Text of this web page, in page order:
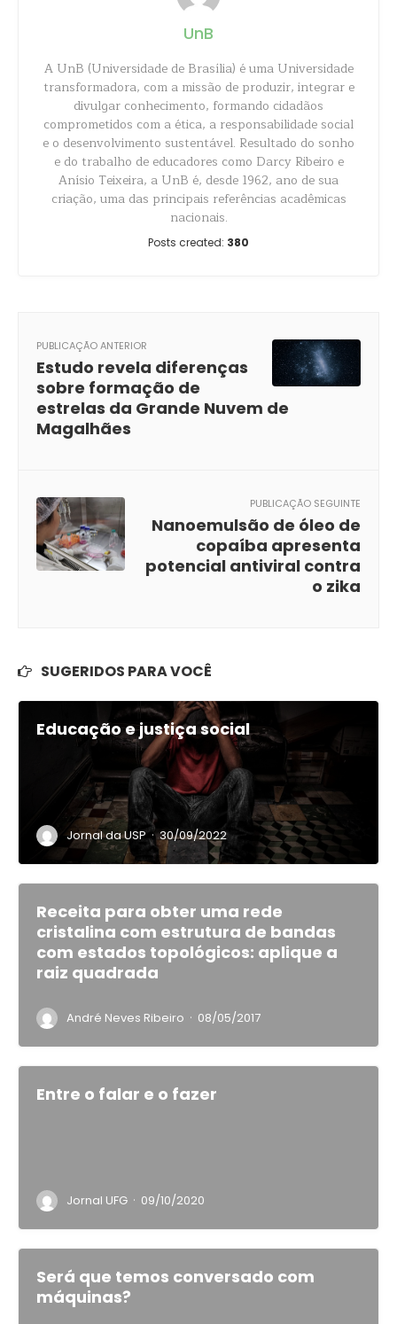
UnB
A UnB (Universidade de Brasília) é uma Universidade
transformadora, com a missão de produzir, integrar e
divulgar conhecimento, formando cidadãos
comprometidos com a ética, a responsabilidade social
e o desenvolvimento sustentável. Resultado do sonho
e do trabalho de educadores como Darcy Ribeiro e
Anísio Teixeira, a UnB é, desde 1962, ano de sua
criação, uma das principais referências acadêmicas
nacionais.
Posts created: 380
PUBLICAÇÃO ANTERIOR
Estudo revela diferenças
sobre formação de
estrelas da Grande Nuvem de
Magalhães
PUBLICAÇÃO SEGUINTE
Nanoemulsão de óleo de
copaíba apresenta
potencial antiviral contra
o zika
SUGERIDOS PARA VOCÊ
Educação e justiça social
Jornal da USP · 30/09/2022
Receita para obter uma rede
cristalina com estrutura de bandas
com estados topológicos: aplique a
raiz quadrada
André Neves Ribeiro · 08/05/2017
Entre o falar e o fazer
Jornal UFG · 09/10/2020
Será que temos conversado com
máquinas?